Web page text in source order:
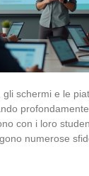
gli schermi e le
con i loro
numerose